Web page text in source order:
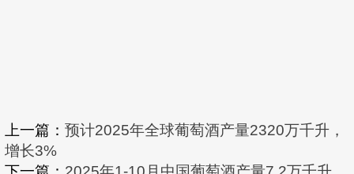
上一篇： 预计2025年全球葡萄酒产量2320万千升，
增长3%